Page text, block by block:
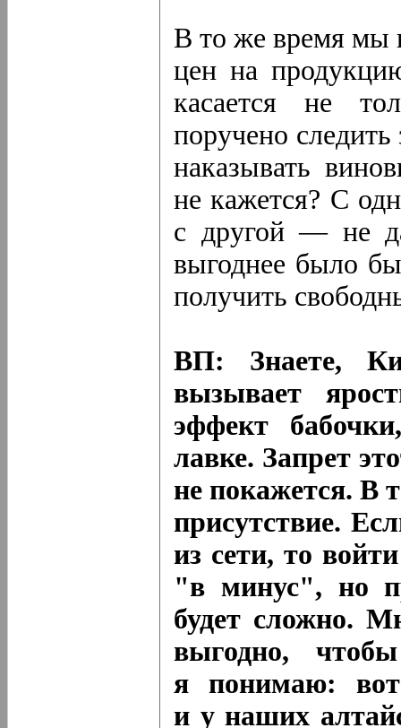
В то же время мы
цен на
касается не
поручено
наказывать
не кажется? С
с другой — не
выгоднее было
получить
ВП: Знаете,
вызывает
эффект
лавке. Запрет
не покажется. В
присутствие.
из сети, то
"в минус", но
будет сложно.
выгодно,
я понимаю:
и у наших